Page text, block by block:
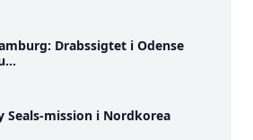
Drabssigtet i Odense
Seals-mission i Nordkorea